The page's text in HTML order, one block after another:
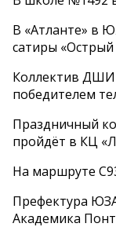
В «Атланте» в
сатиры
Коллектив ДШИ
победителем
Праздничный
пройдёт в КЦ
На маршруте
Префектура
Академика